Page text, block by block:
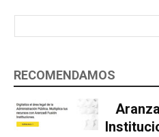
RECOMENDAMOS